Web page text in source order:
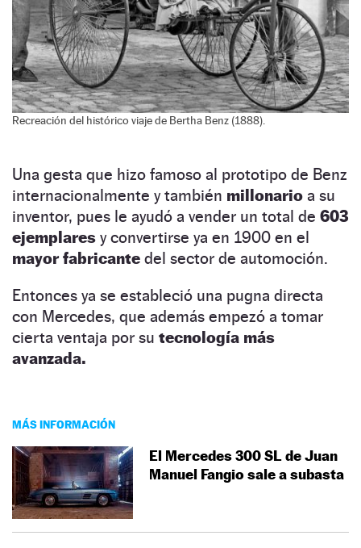
Recreación del histórico viaje de Bertha Benz (1888).
Una gesta que hizo famoso al prototipo de Benz
internacionalmente y también millonario a su
inventor, pues le ayudó a vender un total de 603
ejemplares y convertirse ya en 1900 en el
mayor fabricante del sector de automoción.
Entonces ya se estableció una pugna directa
con Mercedes, que además empezó a tomar
cierta ventaja por su tecnología más
avanzada.
MÁS INFORMACIÓN
El Mercedes 300 SL de Juan
Manuel Fangio sale a subasta